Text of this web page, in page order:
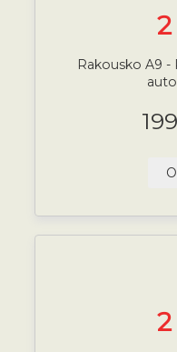
2
Rakousko A9
2